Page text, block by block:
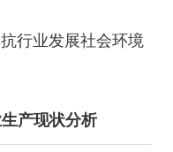
行业发展社会环境
产现状分析